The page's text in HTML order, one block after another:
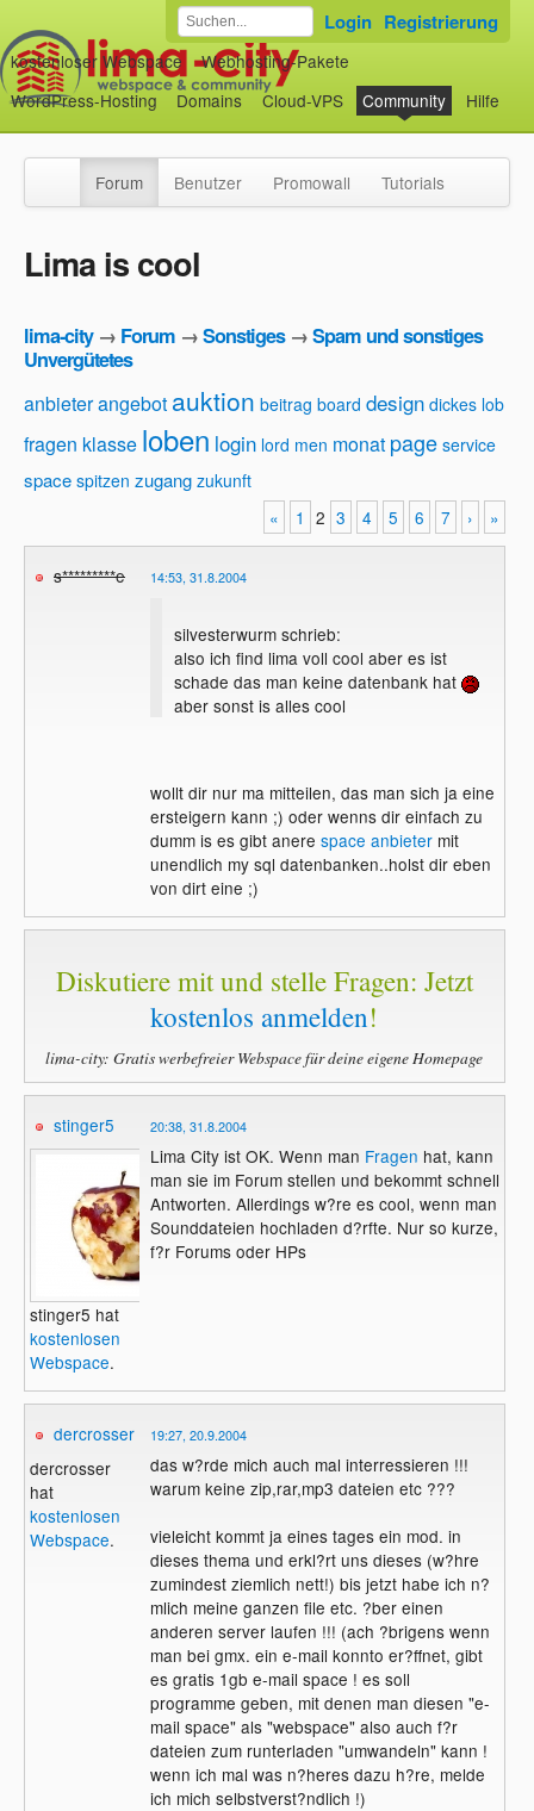
kostenloser Webspace
Webhosting-Pakete
WordPress-Hosting
Domains Cloud-VPS Community Hilfe
Login Registrierung
Forum Benutzer Promowall Tutorials
Lima is cool
lima-city→ Forum →Sonstiges→Spam und sonstiges
Unvergütetes
anbieterangebot auktion beitrag board design dickes lob
fragen klasse loben login lord men monat page service
space spitzen zugang zukunft
«
1 2 3 4 5 6 7 › »
s*********e 14:53, 31.8.2004
silvesterwurm schrieb:
also ich find lima voll cool aber es ist
schade das man keine datenbank hat
aber sonst is alles cool
wollt dir nur ma mitteilen, das man sich ja eine
ersteigern kann ;) oder wenns dir einfach zu
dumm is es gibt anere space anbietermit
unendlich my sql datenbanken..holst dir eben
von dirt eine ;)
Diskutiere mit und stelle Fragen: Jetzt
kostenlos anmelden!
lima-city: Gratis werbefreier Webspace für deine eigene Homepage
stinger5
stinger5 hat
kostenlosen
Webspace.
20:38, 31.8.2004
Lima City ist OK. Wenn man Fragen hat, kann
man sie im Forum stellen und bekommt schnell
Antworten. Allerdings w?re es cool, wenn man
Sounddateien hochladen d?rfte. Nur so kurze,
f?r Forums oder HPs
dercrosser
dercrosser
hat
kostenlosen
Webspace.
19:27, 20.9.2004
das w?rde mich auch mal interressieren !!!
warum keine zip,rar,mp3 dateien etc ???
vieleicht kommt ja eines tages ein mod. in
dieses thema und erkl?rt uns dieses (w?hre
zumindest ziemlich nett!) bis jetzt habe ich n?
mlich meine ganzen file etc. ?ber einen
anderen server laufen !!! (ach ?brigens wenn
man bei gmx. ein e-mail konnto er?ffnet, gibt
es gratis 1gb e-mail space ! es soll
programme geben, mit denen man diesen "e-
mail space" als "webspace" also auch f?r
dateien zum runterladen "umwandeln" kann !
wenn ich mal was n?heres dazu h?re, melde
ich mich selbstverst?ndlich !)